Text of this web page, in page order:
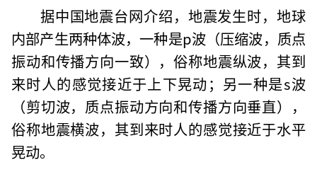
据中国地震台网介绍，地震发生时，地球
内部产生两种体波，一种是p波（压缩波，质点
振动和传播方向一致），俗称地震纵波，其到
来时人的感觉接近于上下晃动；另一种是s波
（剪切波，质点振动方向和传播方向垂直），
俗称地震横波，其到来时人的感觉接近于水平
晃动。